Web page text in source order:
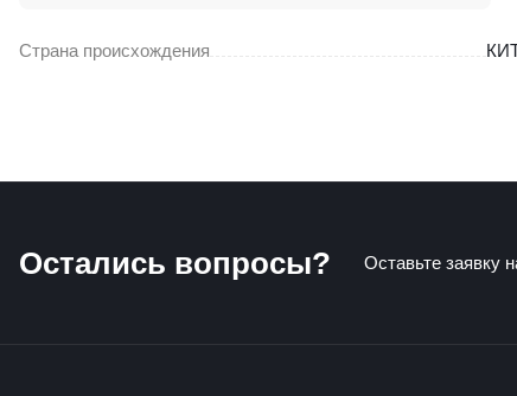
Страна происхождения
Остались вопросы? Оставьте заявку